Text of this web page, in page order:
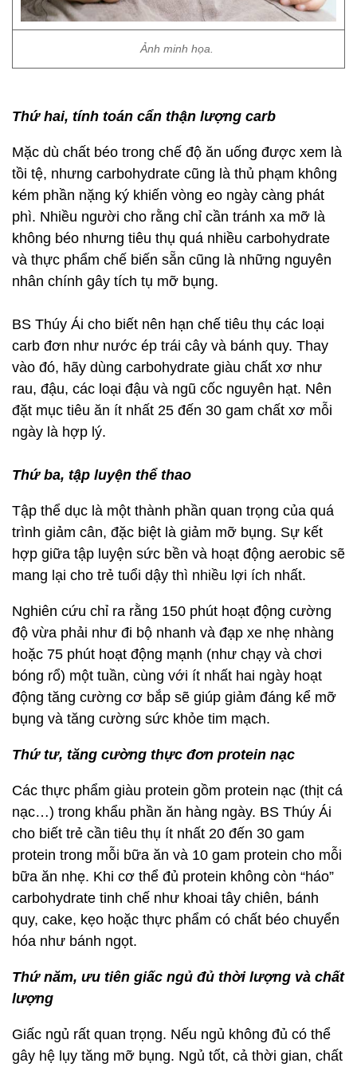
Ảnh minh họa.
Thứ hai, tính toán cẩn thận lượng carb
Mặc dù chất béo trong chế độ ăn uống được xem là
tồi tệ, nhưng carbohydrate cũng là thủ phạm không
kém phần nặng ký khiến vòng eo ngày càng phát
phì. Nhiều người cho rằng chỉ cần tránh xa mỡ là
không béo nhưng tiêu thụ quá nhiều carbohydrate
và thực phẩm chế biến sẵn cũng là những nguyên
nhân chính gây tích tụ mỡ bụng.
BS Thúy Ái cho biết nên hạn chế tiêu thụ các loại
carb đơn như nước ép trái cây và bánh quy. Thay
vào đó, hãy dùng carbohydrate giàu chất xơ như
rau, đậu, các loại đậu và ngũ cốc nguyên hạt. Nên
đặt mục tiêu ăn ít nhất 25 đến 30 gam chất xơ mỗi
ngày là hợp lý.
Thứ ba, tập luyện thể thao
Tập thể dục là một thành phần quan trọng của quá
trình giảm cân, đặc biệt là giảm mỡ bụng. Sự kết
hợp giữa tập luyện sức bền và hoạt động aerobic sẽ
mang lại cho trẻ tuổi dậy thì nhiều lợi ích nhất.
Nghiên cứu chỉ ra rằng 150 phút hoạt động cường
độ vừa phải như đi bộ nhanh và đạp xe nhẹ nhàng
hoặc 75 phút hoạt động mạnh (như chạy và chơi
bóng rổ) một tuần, cùng với ít nhất hai ngày hoạt
động tăng cường cơ bắp sẽ giúp giảm đáng kể mỡ
bụng và tăng cường sức khỏe tim mạch.
Thứ tư, tăng cường thực đơn protein nạc
Các thực phẩm giàu protein gồm protein nạc (thịt cá
nạc…) trong khẩu phần ăn hàng ngày. BS Thúy Ái
cho biết trẻ cần tiêu thụ ít nhất 20 đến 30 gam
protein trong mỗi bữa ăn và 10 gam protein cho mỗi
bữa ăn nhẹ. Khi cơ thể đủ protein không còn “háo”
carbohydrate tinh chế như khoai tây chiên, bánh
quy, cake, kẹo hoặc thực phẩm có chất béo chuyển
hóa như bánh ngọt.
Thứ năm, ưu tiên giấc ngủ đủ thời lượng và chất
lượng
Giấc ngủ rất quan trọng. Nếu ngủ không đủ có thể
gây hệ lụy tăng mỡ bụng. Ngủ tốt, cả thời gian, chất